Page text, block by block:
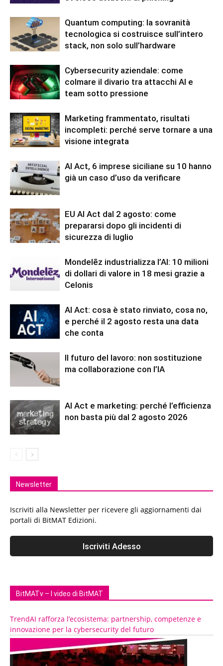
Quantum computing: la sovranità
tecnologica si costruisce sull’intero
stack, non solo sull’hardware
Cybersecurity aziendale: come
colmare il divario tra attacchi AI e
team sotto pressione
Marketing frammentato, risultati
incompleti: perché serve tornare a una
visione integrata
AI Act, 6 imprese siciliane su 10 hanno
già un caso d’uso da verificare
EU AI Act dal 2 agosto: come
prepararsi dopo gli incidenti di
sicurezza di luglio
Mondelēz industrializza l’AI: 10 milioni
di dollari di valore in 18 mesi grazie a
Celonis
AI Act: cosa è stato rinviato, cosa no,
e perché il 2 agosto resta una data
che conta
Il futuro del lavoro: non sostituzione
ma collaborazione con l’IA
AI Act e marketing: perché l’efficienza
non basta più dal 2 agosto 2026
Newsletter
Iscriviti alla Newsletter per ricevere gli aggiornamenti dai
portali di BitMAT Edizioni.
BitMATv – I video di BitMAT
TrendAI rafforza l’ecosistema: partnership, competenze e
innovazione per la cybersecurity del futuro